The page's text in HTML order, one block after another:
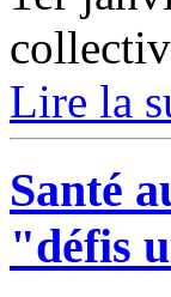
Lire la
Santé
"défis